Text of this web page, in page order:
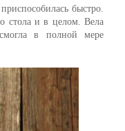
быстро.
стола и в целом. Вела
в полной мере